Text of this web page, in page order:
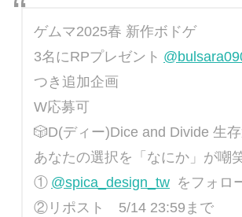
ゲムマ2025春 新作ボドゲ
3名にRPプレゼント
つき追加企画
W応募可
🎲D(ディー)Dice and Divide 生
あなたの選択を「なにか」が嘲
① @spica_design_tw をフォロ
②リポスト 5/14 23:59まで